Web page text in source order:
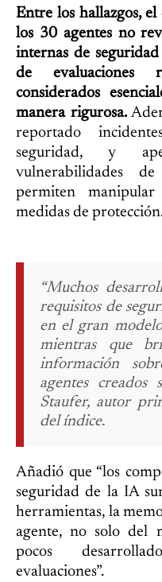
Entre los hallazgos,
los 30 agentes no
internas de
de evaluaciones
considerados
manera rigurosa.
reportado
seguridad, y
vulnerabilidades
permiten
medidas de
“Muchos
requisitos de
en el gran
mientras que
información
agentes creados
Staufer, autor
del índice.
Añadió que “los
seguridad de la IA
herramientas, la
agente, no solo del
pocos
evaluaciones”.